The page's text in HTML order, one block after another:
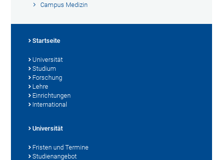
Campus Medizin
Startseite
Universität
Studium
Forschung
Lehre
Einrichtungen
International
Universität
Fristen und Termine
Studienangebot